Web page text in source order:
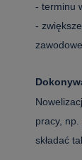
- terminu
-
zawodowe.
pracy,
składać